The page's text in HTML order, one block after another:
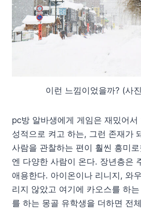
이런 느낌이었을까? (사
pc방 알바생에게 게임은 재밌어
성적으로 켜고 하는, 그런 존재가
사람을 관찰하는 편이 훨씬 흥미
엔 다양한 사람이 온다. 장년층은
애용한다. 아이온이나 리니지, 와
리지 않았고 여기에 카오스를 하
를 하는 몽골 유학생을 더하면 전